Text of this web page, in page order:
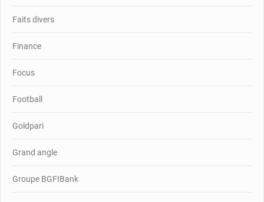
Faits divers
Finance
Focus
Football
Goldpari
Grand angle
Groupe BGFIBank